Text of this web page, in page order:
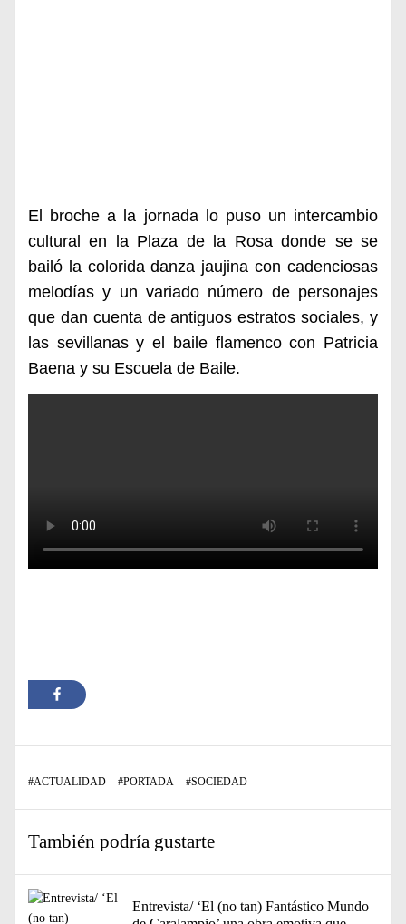
El broche a la jornada lo puso un intercambio
cultural en la Plaza de la Rosa donde se se
bailó la colorida danza jaujina con cadenciosas
melodías y un variado número de personajes
que dan cuenta de antiguos estratos sociales, y
las sevillanas y el baile flamenco con Patricia
Baena y su Escuela de Baile.
#ACTUALIDAD #PORTADA #SOCIEDAD
También podría gustarte
Entrevista/ ‘El (no tan) Fantástico Mundo